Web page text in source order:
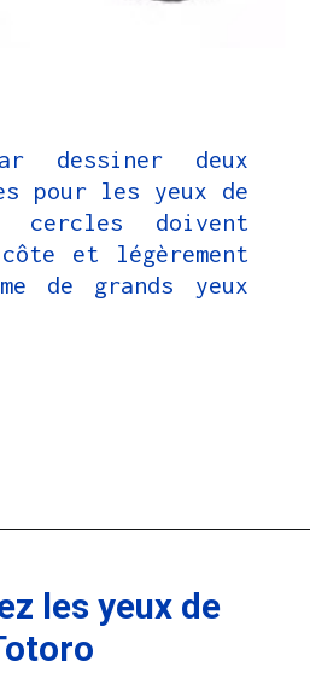
par dessiner deux
pour les yeux de
cercles doivent
et légèrement
de grands yeux
les yeux de